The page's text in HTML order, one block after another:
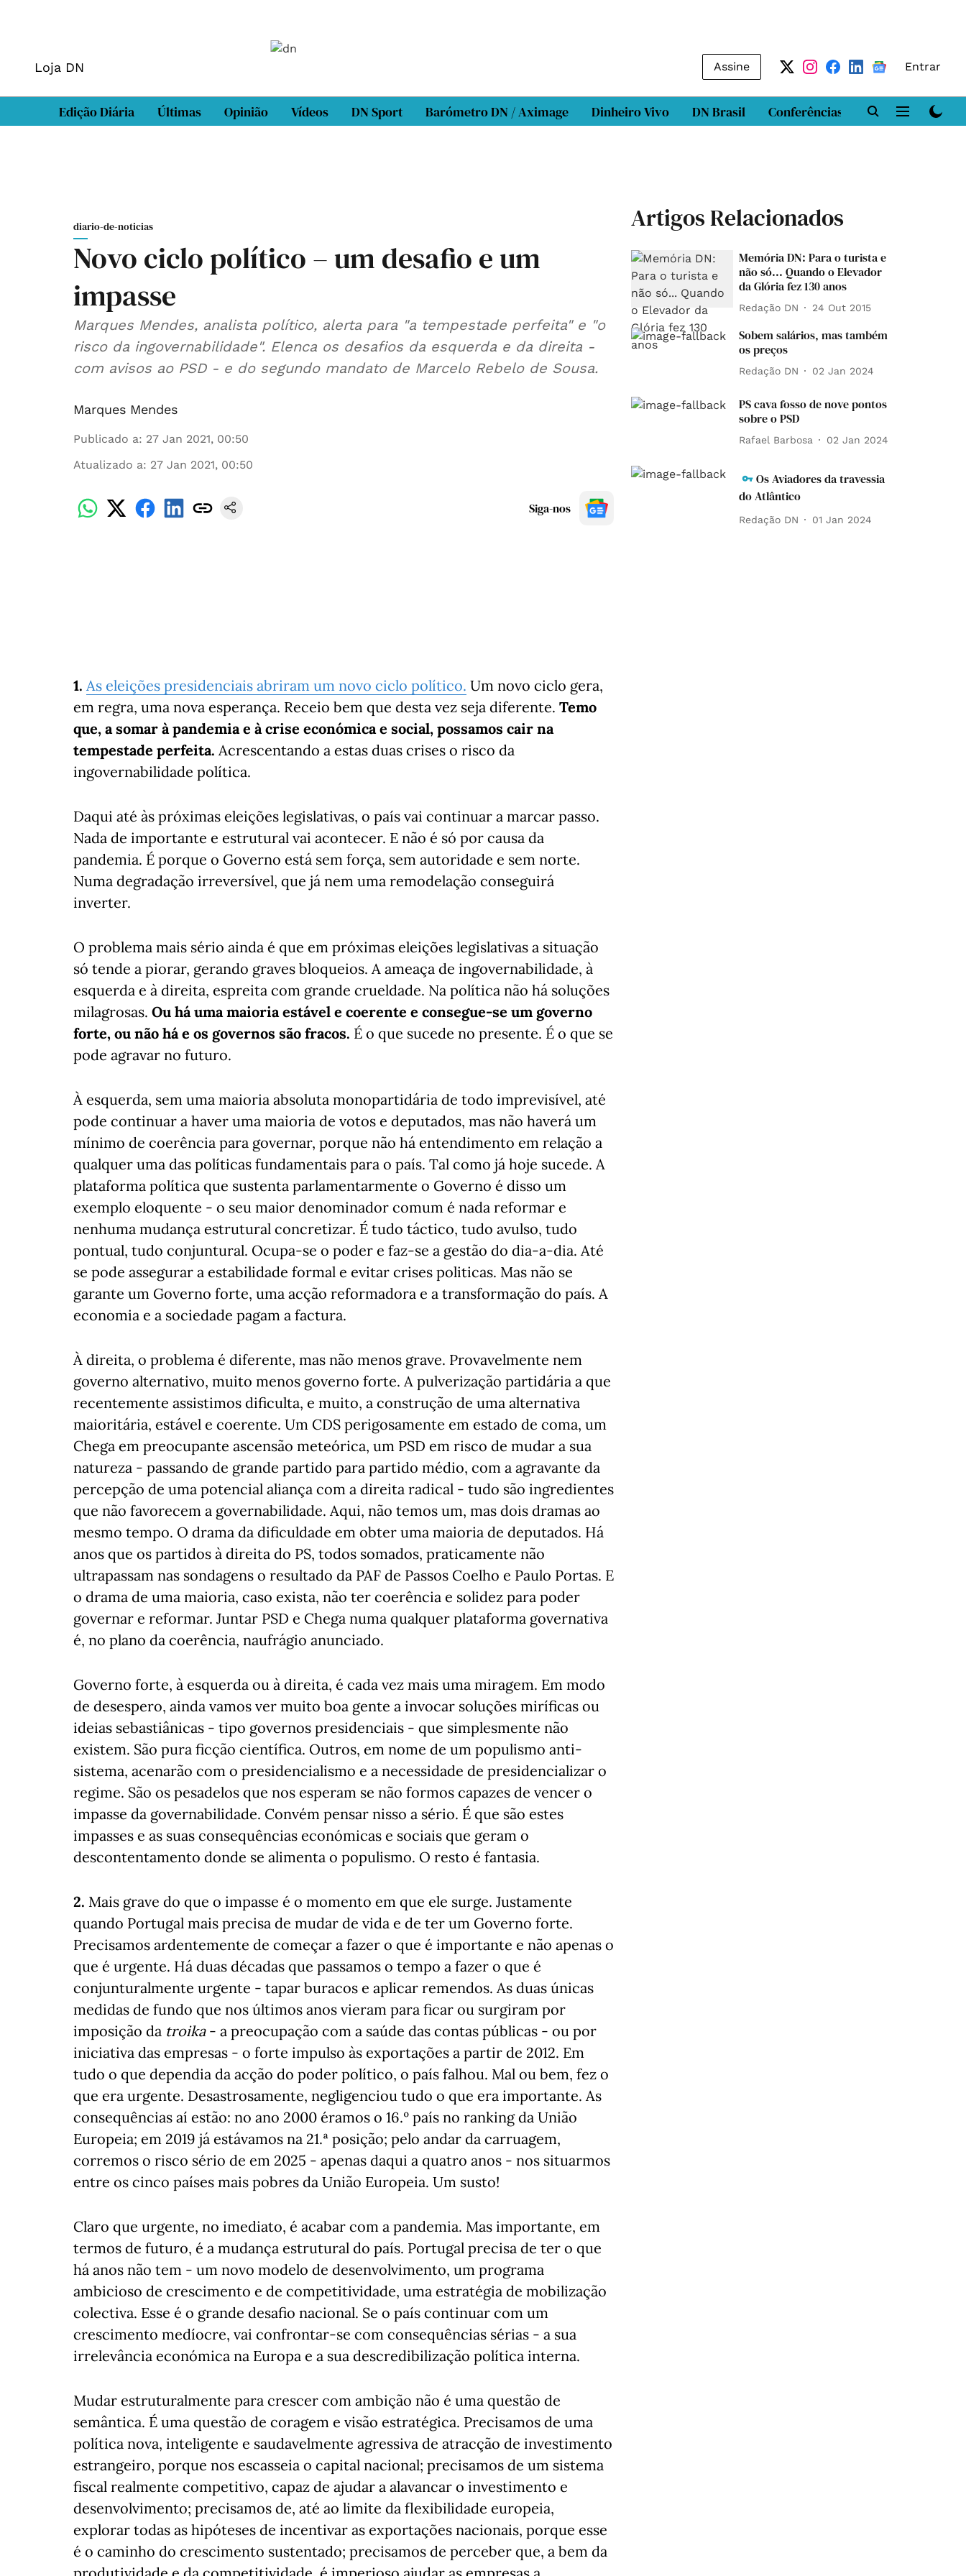
Loja DN Assine Entrar
Edição Diária Últimas Opinião Vídeos DN Sport Barómetro DN / Aximage Dinheiro Vivo DN Brasil Conferências DN LAB
diario-de-noticias
Novo ciclo político – um desafio e um
impasse
Marques Mendes, analista político, alerta para "a tempestade perfeita" e "o
risco da ingovernabilidade". Elenca os desafios da esquerda e da direita -
com avisos ao PSD - e do segundo mandato de Marcelo Rebelo de Sousa.
Marques Mendes
Publicado a: 27 Jan 2021, 00:50
Atualizado a: 27 Jan 2021, 00:50
Siga-nos
1. As eleições presidenciais abriram um novo ciclo político. Um novo ciclo gera,
em regra, uma nova esperança. Receio bem que desta vez seja diferente. Temo
que, a somar à pandemia e à crise económica e social, possamos cair na
tempestade perfeita. Acrescentando a estas duas crises o risco da
ingovernabilidade política.
Daqui até às próximas eleições legislativas, o país vai continuar a marcar passo.
Nada de importante e estrutural vai acontecer. E não é só por causa da
pandemia. É porque o Governo está sem força, sem autoridade e sem norte.
Numa degradação irreversível, que já nem uma remodelação conseguirá
inverter.
O problema mais sério ainda é que em próximas eleições legislativas a situação
só tende a piorar, gerando graves bloqueios. A ameaça de ingovernabilidade, à
esquerda e à direita, espreita com grande crueldade. Na política não há soluções
milagrosas. Ou há uma maioria estável e coerente e consegue-se um governo
forte, ou não há e os governos são fracos. É o que sucede no presente. É o que se
pode agravar no futuro.
À esquerda, sem uma maioria absoluta monopartidária de todo imprevisível, até
pode continuar a haver uma maioria de votos e deputados, mas não haverá um
mínimo de coerência para governar, porque não há entendimento em relação a
qualquer uma das políticas fundamentais para o país. Tal como já hoje sucede. A
plataforma política que sustenta parlamentarmente o Governo é disso um
exemplo eloquente - o seu maior denominador comum é nada reformar e
nenhuma mudança estrutural concretizar. É tudo táctico, tudo avulso, tudo
pontual, tudo conjuntural. Ocupa-se o poder e faz-se a gestão do dia-a-dia. Até
se pode assegurar a estabilidade formal e evitar crises politicas. Mas não se
garante um Governo forte, uma acção reformadora e a transformação do país. A
economia e a sociedade pagam a factura.
À direita, o problema é diferente, mas não menos grave. Provavelmente nem
governo alternativo, muito menos governo forte. A pulverização partidária a que
recentemente assistimos dificulta, e muito, a construção de uma alternativa
maioritária, estável e coerente. Um CDS perigosamente em estado de coma, um
Chega em preocupante ascensão meteórica, um PSD em risco de mudar a sua
natureza - passando de grande partido para partido médio, com a agravante da
percepção de uma potencial aliança com a direita radical - tudo são ingredientes
que não favorecem a governabilidade. Aqui, não temos um, mas dois dramas ao
mesmo tempo. O drama da dificuldade em obter uma maioria de deputados. Há
anos que os partidos à direita do PS, todos somados, praticamente não
ultrapassam nas sondagens o resultado da PAF de Passos Coelho e Paulo Portas. E
o drama de uma maioria, caso exista, não ter coerência e solidez para poder
governar e reformar. Juntar PSD e Chega numa qualquer plataforma governativa
é, no plano da coerência, naufrágio anunciado.
Governo forte, à esquerda ou à direita, é cada vez mais uma miragem. Em modo
de desespero, ainda vamos ver muito boa gente a invocar soluções miríficas ou
ideias sebastiânicas - tipo governos presidenciais - que simplesmente não
existem. São pura ficção científica. Outros, em nome de um populismo anti-
sistema, acenarão com o presidencialismo e a necessidade de presidencializar o
regime. São os pesadelos que nos esperam se não formos capazes de vencer o
impasse da governabilidade. Convém pensar nisso a sério. É que são estes
impasses e as suas consequências económicas e sociais que geram o
descontentamento donde se alimenta o populismo. O resto é fantasia.
2. Mais grave do que o impasse é o momento em que ele surge. Justamente
quando Portugal mais precisa de mudar de vida e de ter um Governo forte.
Precisamos ardentemente de começar a fazer o que é importante e não apenas o
que é urgente. Há duas décadas que passamos o tempo a fazer o que é
conjunturalmente urgente - tapar buracos e aplicar remendos. As duas únicas
medidas de fundo que nos últimos anos vieram para ficar ou surgiram por
imposição da troika - a preocupação com a saúde das contas públicas - ou por
iniciativa das empresas - o forte impulso às exportações a partir de 2012. Em
tudo o que dependia da acção do poder político, o país falhou. Mal ou bem, fez o
que era urgente. Desastrosamente, negligenciou tudo o que era importante. As
consequências aí estão: no ano 2000 éramos o 16.º país no ranking da União
Europeia; em 2019 já estávamos na 21.ª posição; pelo andar da carruagem,
corremos o risco sério de em 2025 - apenas daqui a quatro anos - nos situarmos
entre os cinco países mais pobres da União Europeia. Um susto!
Claro que urgente, no imediato, é acabar com a pandemia. Mas importante, em
termos de futuro, é a mudança estrutural do país. Portugal precisa de ter o que
há anos não tem - um novo modelo de desenvolvimento, um programa
ambicioso de crescimento e de competitividade, uma estratégia de mobilização
colectiva. Esse é o grande desafio nacional. Se o país continuar com um
crescimento medíocre, vai confrontar-se com consequências sérias - a sua
irrelevância económica na Europa e a sua descredibilização política interna.
Mudar estruturalmente para crescer com ambição não é uma questão de
semântica. É uma questão de coragem e visão estratégica. Precisamos de uma
política nova, inteligente e saudavelmente agressiva de atracção de investimento
estrangeiro, porque nos escasseia o capital nacional; precisamos de um sistema
fiscal realmente competitivo, capaz de ajudar a alavancar o investimento e
desenvolvimento; precisamos de, até ao limite da flexibilidade europeia,
explorar todas as hipóteses de incentivar as exportações nacionais, porque esse
é o caminho do crescimento sustentado; precisamos de perceber que, a bem da
Artigos Relacionados
Memória DN: Para o turista e
não só... Quando o Elevador
da Glória fez 130 anos
Redação DN 24 Out 2015
Sobem salários, mas também
os preços
Redação DN 02 Jan 2024
PS cava fosso de nove pontos
sobre o PSD
Rafael Barbosa 02 Jan 2024
Os Aviadores da travessia
do Atlântico
Redação DN 01 Jan 2024